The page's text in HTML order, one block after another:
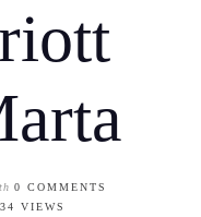
0 COMMENTS
34 VIEWS